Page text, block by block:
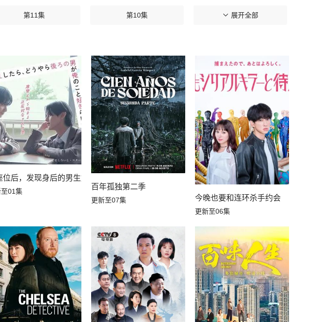
第11集 第10集 第09集
展开全部
位后，发现身后的男生好像喜欢我
01集
百年孤独第二季
更新至07集 今晚也要和连环杀手约会
更新至06集